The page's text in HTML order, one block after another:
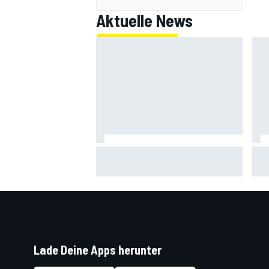
Aktuelle News
Ursache
Lade Deine Apps herunter